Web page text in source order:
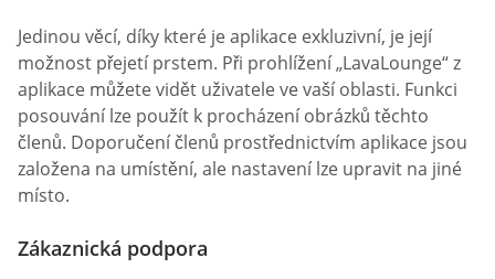
Jedinou věcí, díky které je aplikace exkluzivní, je její
možnost přejetí prstem. Při prohlížení „LavaLounge“ z
aplikace můžete vidět uživatele ve vaší oblasti. Funkci
posouvání lze použít k procházení obrázků těchto
členů. Doporučení členů prostřednictvím aplikace jsou
založena na umístění, ale nastavení lze upravit na jiné
místo.
Zákaznická podpora